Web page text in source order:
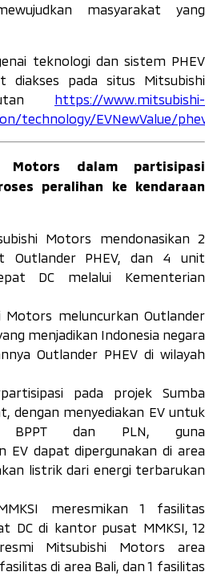
masyarakat yang
teknologi dan sistem PHEV
diakses pada situs Mitsubishi
https://www.mitsubishi-
technology/EVNewValue/
Motors dalam partisipasi
peralihan ke kendaraan
Motors mendonasikan 2
Outlander PHEV, dan 4 unit
DC melalui Kementerian
Motors meluncurkan Outlander
menjadikan Indonesia negara
Outlander PHEV di wilayah
pada projek Sumba
dengan menyediakan EV untuk
BPPT dan PLN, guna
EV dapat dipergunakan di area
listrik dari energi terbarukan
meresmikan 1 fasilitas
DC di kantor pusat MMKSI, 12
Mitsubishi Motors area
di area Bali, dan 1 fasilitas